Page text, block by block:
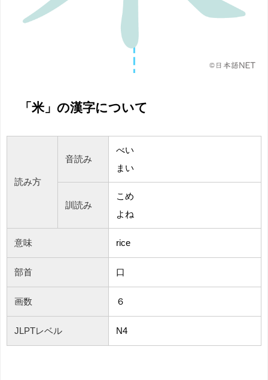
「米」の漢字について
読み方
音読み
べい
まい
訓読み
こめ
よね
意味 rice
部首 口
画数 ６
JLPTレベル N4